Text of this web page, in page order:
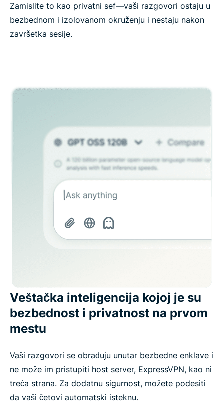
Zamislite to kao privatni sef—vaši razgovori ostaju u
bezbednom i izolovanom okruženju i nestaju nakon
završetka sesije.
Veštačka inteligencija kojoj je su
bezbednost i privatnost na prvom
mestu
Vaši razgovori se obrađuju unutar bezbedne enklave i
ne može im pristupiti host server, ExpressVPN, kao ni
treća strana. Za dodatnu sigurnost, možete podesiti
da vaši četovi automatski isteknu.